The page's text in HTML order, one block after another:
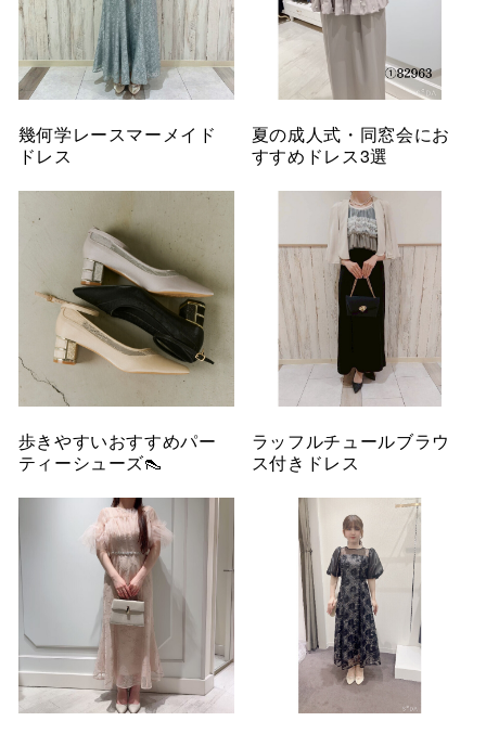
幾何学レースマーメイド
ドレス
夏の成人式・同窓会にお
すすめドレス3選
歩きやすいおすすめパー
ティーシューズ👠
ラッフルチュールブラウ
ス付きドレス